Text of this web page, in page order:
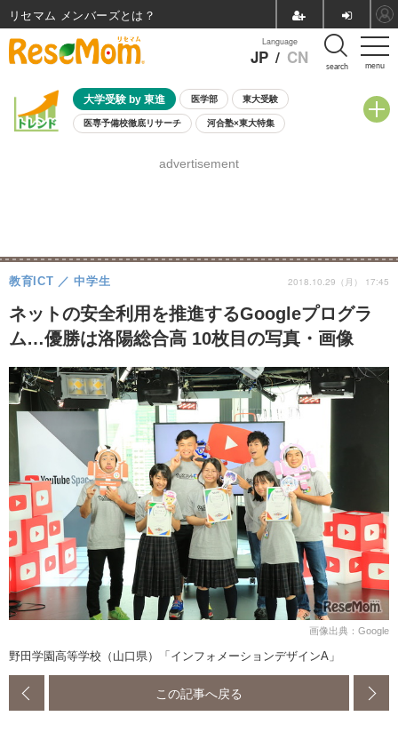
menu
Language
JP / CN search
大学受験 by 東進 医学部 東大受験
医専予備校徹底リサーチ 河合塾×東大特集
8月開催学校説明会・相談会
advertisement
ネットの安全利用を推進するGoogleプログラ
ム…優勝は洛陽総合高 10枚目の写真・画像
教育ICT 中学生 2018.10.29（月） 17:45
画像出典：Google
野田学園高等学校（山口県）「インフォメーションデザインA」
この記事へ戻る
リセマム メンバーズ